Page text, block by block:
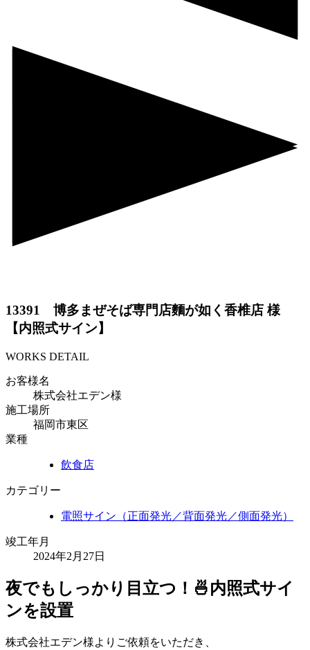
13391 博多まぜそば専門店麵が如く香椎店 様
【内照式サイン】
WORKS DETAIL
お客様名
株式会社エデン様
施工場所
福岡市東区
業種
飲食店
カテゴリー
電照サイン（正面発光／背面発光／側面発光）
竣工年月
2024年2月27日
夜でもしっかり目立つ！🍜内照式サイ
ンを設置
株式会社エデン様よりご依頼をいただき、